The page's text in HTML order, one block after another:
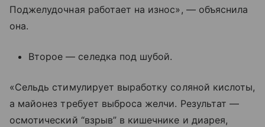
Поджелудочная работает на износ», — объяснила
она.
Второе — селедка под шубой.
«Сельдь стимулирует выработку соляной кислоты,
а майонез требует выброса желчи. Результат —
осмотический “взрыв” в кишечнике и диарея,